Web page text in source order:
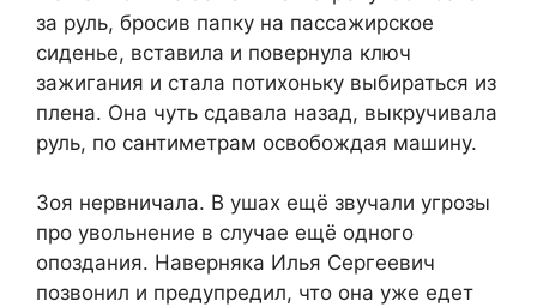
за руль, бросив папку на пассажирское
сиденье, вставила и повернула ключ
зажигания и стала потихоньку выбираться из
плена. Она чуть сдавала назад, выкручивала
руль, по сантиметрам освобождая машину.
Зоя нервничала. В ушах ещё звучали угрозы
про увольнение в случае ещё одного
опоздания. Наверняка Илья Сергеевич
позвонил и предупредил, что она уже едет